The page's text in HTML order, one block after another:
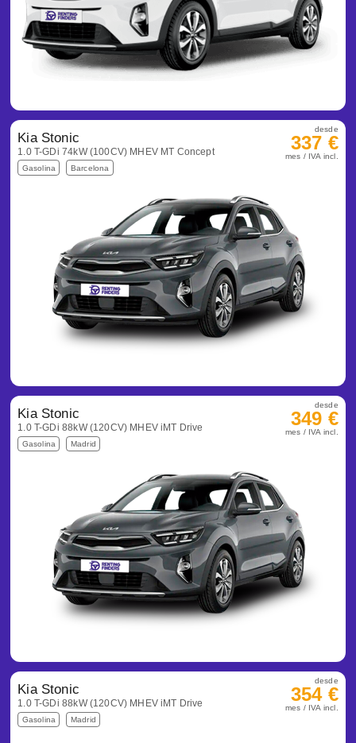
Kia Stonic
1.0 T-GDi 74kW (100CV) MHEV MT Concept
Gasolina Barcelona
desde
337 €
mes / IVA incl.
Kia Stonic
1.0 T-GDi 88kW (120CV) MHEV iMT Drive
Gasolina Madrid
desde
349 €
mes / IVA incl.
Kia Stonic
1.0 T-GDi 88kW (120CV) MHEV iMT Drive
Gasolina Madrid
desde
354 €
mes / IVA incl.